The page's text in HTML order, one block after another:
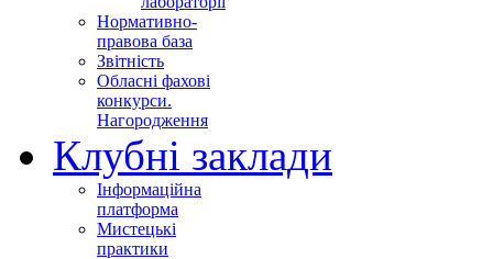
Нормативно-
правова база
Звітність
Обласні фахові
конкурси.
Нагородження
Клубні заклади
Інформаційна
платформа
Мистецькі
практики